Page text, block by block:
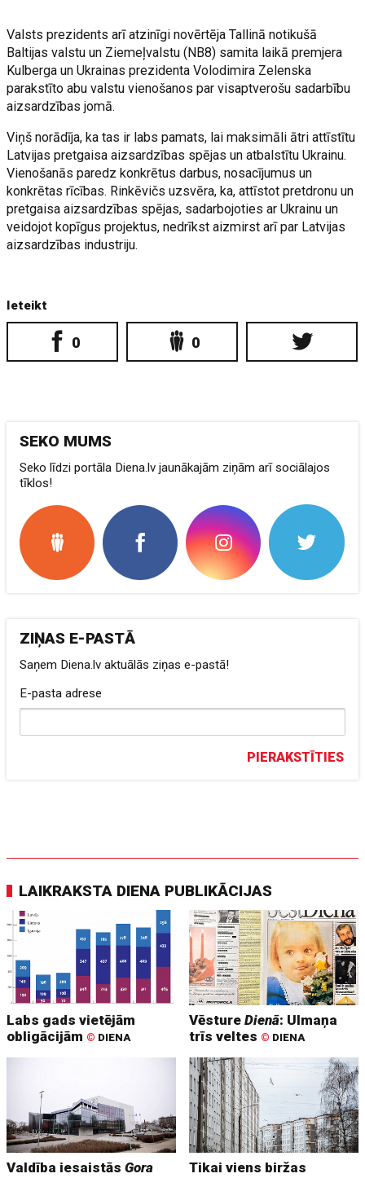
Valsts prezidents arī atzinīgi novērtēja Tallinā notikušā
Baltijas valstu un Ziemeļvalstu (NB8) samita laikā premjera
Kulberga un Ukrainas prezidenta Volodimira Zelenska
parakstīto abu valstu vienošanos par visaptverošu sadarbību
aizsardzības jomā.
Viņš norādīja, ka tas ir labs pamats, lai maksimāli ātri attīstītu
Latvijas pretgaisa aizsardzības spējas un atbalstītu Ukrainu.
Vienošanās paredz konkrētus darbus, nosacījumus un
konkrētas rīcības. Rinkēvičs uzsvēra, ka, attīstot pretdronu un
pretgaisa aizsardzības spējas, sadarbojoties ar Ukrainu un
veidojot kopīgus projektus, nedrīkst aizmirst arī par Latvijas
aizsardzības industriju.
Ieteikt
0 0
SEKO MUMS
Seko līdzi portāla Diena.lv jaunākajām ziņām arī sociālajos
tīklos!
ZIŅAS E-PASTĀ
Saņem Diena.lv aktuālās ziņas e-pastā!
E-pasta adrese
PIERAKSTĪTIES
LAIKRAKSTA DIENA PUBLIKĀCIJAS
Labs gads vietējām
obligācijām © DIENA
VēstureDienā: Ulmaņa
trīs veltes © DIENA
Valdība iesaistāsGora
Tikai viens biržas